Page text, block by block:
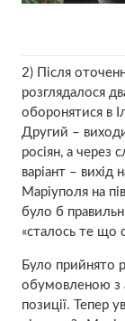
2) Після
розглядалося
оборонятися в
Другий –
росіян, а через
варіант –
Маріуполя на
було б
«сталось те що
Було прийнято
обумовленою з
позиції. Тепер